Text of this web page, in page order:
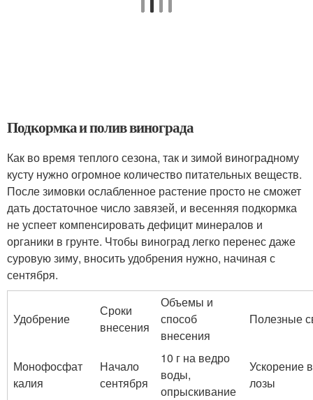
Подкормка и полив винограда
Как во время теплого сезона, так и зимой виноградному
кусту нужно огромное количество питательных веществ.
После зимовки ослабленное растение просто не сможет
дать достаточное число завязей, и весенняя подкормка
не успеет компенсировать дефицит минералов и
органики в грунте. Чтобы виноград легко перенес даже
суровую зиму, вносить удобрения нужно, начиная с
сентября.
Удобрение
Сроки
внесения
Объемы и
способ
внесения
Полезные
Монофосфат
калия
Начало
сентября
10 г на ведро
воды,
опрыскивание
Ускорение
лозы